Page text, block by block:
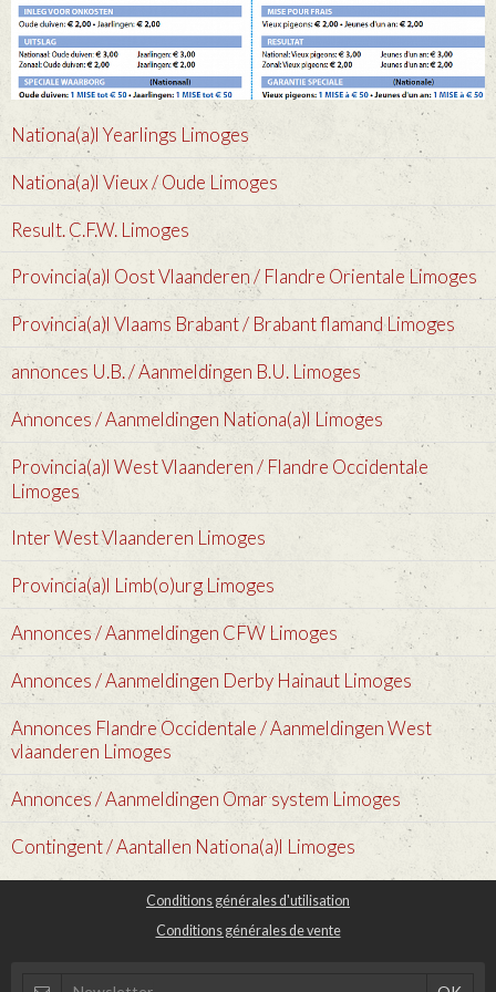
Nationa(a)l Yearlings Limoges
Nationa(a)l Vieux / Oude Limoges
Result. C.F.W. Limoges
Provincia(a)l Oost Vlaanderen / Flandre Orientale Limoges
Provincia(a)l Vlaams Brabant / Brabant flamand Limoges
annonces U.B. / Aanmeldingen B.U. Limoges
Annonces / Aanmeldingen Nationa(a)l Limoges
Provincia(a)l West Vlaanderen / Flandre Occidentale
Limoges
Inter West Vlaanderen Limoges
Provincia(a)l Limb(o)urg Limoges
Annonces / Aanmeldingen CFW Limoges
Annonces / Aanmeldingen Derby Hainaut Limoges
Annonces Flandre Occidentale / Aanmeldingen West
vlaanderen Limoges
Annonces / Aanmeldingen Omar system Limoges
Contingent / Aantallen Nationa(a)l Limoges
Conditions générales d'utilisation
Conditions générales de vente